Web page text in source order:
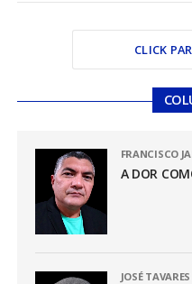
CLICK
FRANCISCO
A DOR
JOSÉ